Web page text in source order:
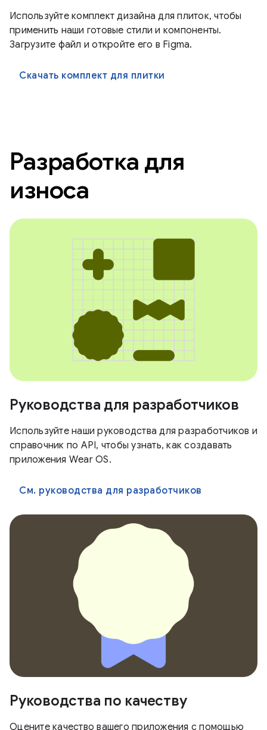
Используйте комплект дизайна для плиток, чтобы
применить наши готовые стили и компоненты.
Загрузите файл и откройте его в Figma.
Скачать комплект для плитки
Разработка для
износа
Руководства для разработчиков
Используйте наши руководства для разработчиков и
справочник по API, чтобы узнать, как создавать
приложения Wear OS.
См. руководства для разработчиков
Руководства по качеству
Оцените качество вашего приложения с помощью